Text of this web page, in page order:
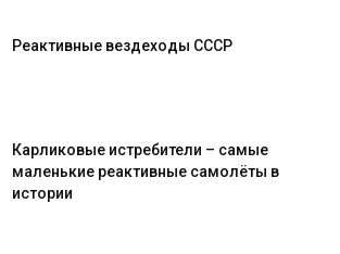
Реактивные вездеходы СССР
Карликовые истребители – самые
маленькие реактивные самолёты в
истории